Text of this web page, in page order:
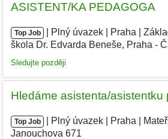
ASISTENT/KA PEDAGOGA
Top Job Plný úvazek Praha
škola Dr. Edvarda Beneše, Praha -
Sledujte později
Hledáme asistenta/asistentku
Top Job Plný úvazek Praha
Janouchova 671